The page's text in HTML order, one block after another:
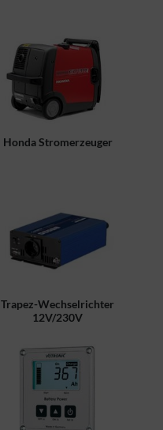
Honda Stromerzeuger
Trapez-Wechselrichter
12V/230V